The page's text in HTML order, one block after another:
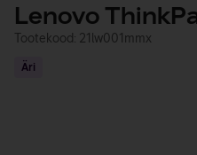
Lenovo
Tootekood: 21lw001mmx
Äri